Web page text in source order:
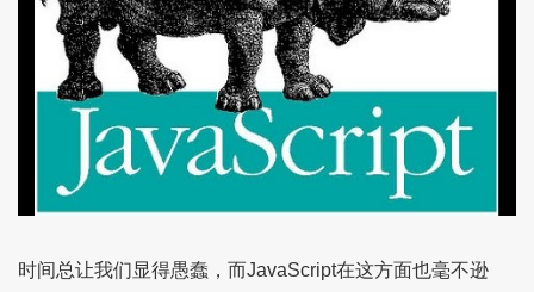
时间总让我们显得愚蠢，而JavaScript在这方面也毫不逊